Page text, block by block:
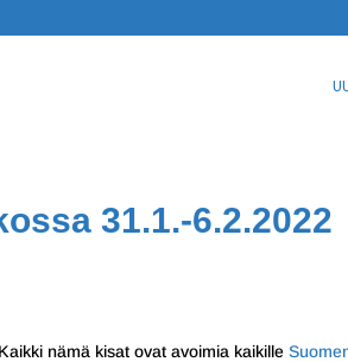
31.1.-6.2.2022
nämä kisat ovat avoimia kaikille